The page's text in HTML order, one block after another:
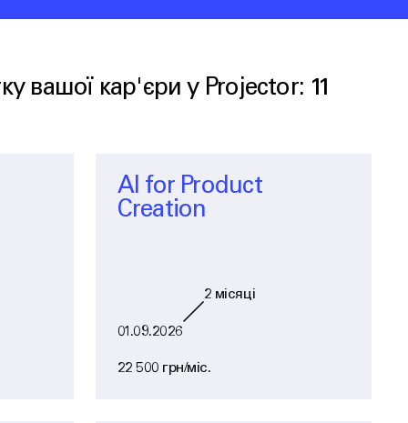
вашої кар'єри у Projector: 11
AI for Product
Creation
01.09.2026
2 місяці
22 500 грн/міс.